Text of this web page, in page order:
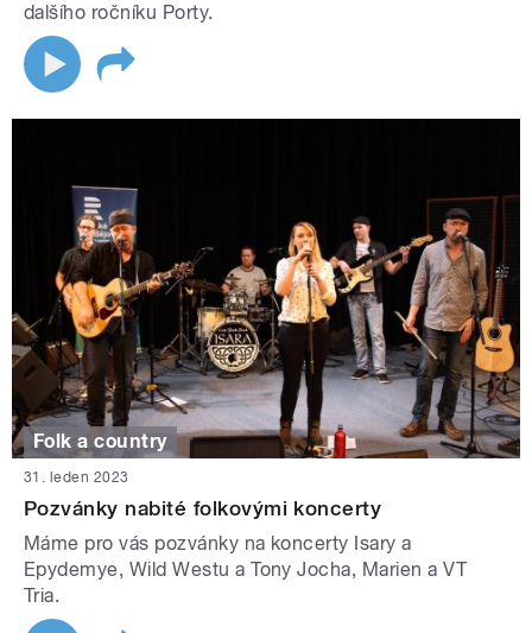
dalšího ročníku Porty.
Folk a country
31. leden 2023
Pozvánky nabité folkovými koncerty
Máme pro vás pozvánky na koncerty Isary a
Epydemye, Wild Westu a Tony Jocha, Marien a VT
Tria.